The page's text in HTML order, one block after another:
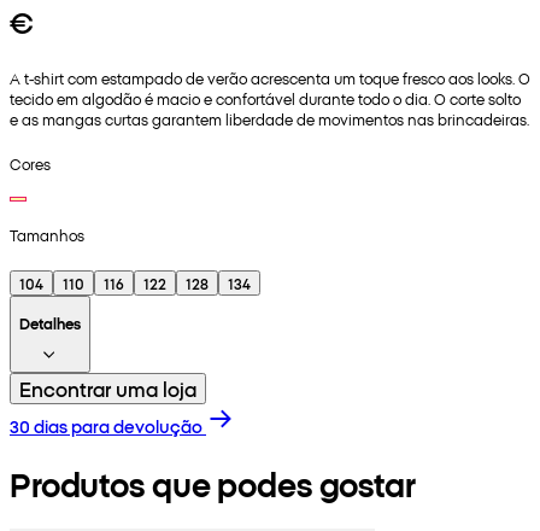
€
A t-shirt com estampado de verão acrescenta um toque fresco aos looks. O
tecido em algodão é macio e confortável durante todo o dia. O corte solto
e as mangas curtas garantem liberdade de movimentos nas brincadeiras.
Cores
Tamanhos
104 110 116 122 128
134
Detalhes
Encontrar uma loja
30 dias para devolução
Produtos que podes gostar